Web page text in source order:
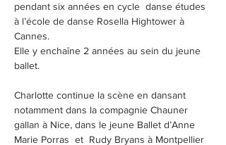
pendant six années en cycle  danse études
à l’école de danse Rosella Hightower à
Cannes.
Elle y enchaîne 2 années au sein du jeune
ballet.
Charlotte continue la scène en dansant
notamment dans la compagnie Chauner
gallan à Nice, dans le jeune Ballet d’Anne
Marie Porras  et  Rudy Bryans à Montpellier